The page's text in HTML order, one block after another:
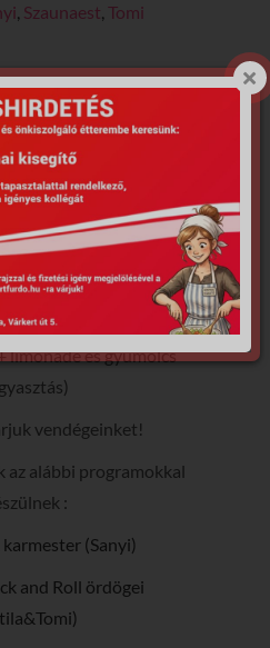
, Szaunaest, Tomi
INFORMÁCIÓ
Maximum 40 fő
(ebbe benne van 4
limonádé és gyümölcs
vendégeinket!
az alábbi programokkal
:
(Sanyi)
and Roll ördögei